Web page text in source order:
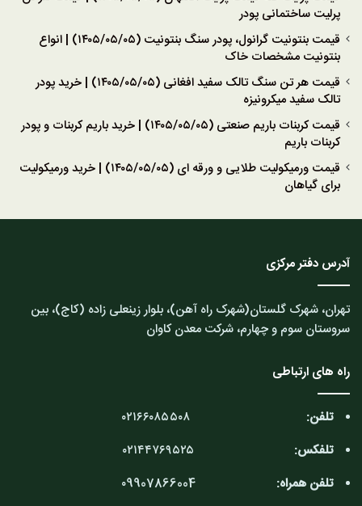
پرلیت ساختمانی پودر
قیمت بنتونیت گرانول، پودر سنگ بنتونیت (۱۴۰۵/۰۵/۰۵) | انواع
بنتونیت مشخصات خاک
قیمت هر تن سنگ تالک سفید افغانی (۱۴۰۵/۰۵/۰۵) | خرید پودر
تالک سفید میکرونیزه
قیمت کربنات باریم صنعتی (۱۴۰۵/۰۵/۰۵) | خرید باریم کربنات و پودر
کربنات باریم
قیمت ورمیکولیت طلایی و ورقه ای (۱۴۰۵/۰۵/۰۵) | خرید ورمیکولیت
برای گیاهان
آدرس دفتر مرکزی
تهران، شهرک گلستان(شهرک راه آهن)، بلوار زینعلی زاده (کاج)، بین
سروستان سوم و چهارم، شرکت معدن کاوان
راه های ارتباطی
تلفن: ۰۲۱۶۶۰۸۵۵۰۸
تلفکس: ۰۲۱۴۴۷۶۹۵۲۵
تلفن همراه: